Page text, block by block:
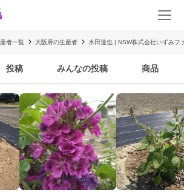
者一覧 大阪府の生産者 水田達也 | NSW株式会社いずみフ
投稿 みんなの投稿 商品